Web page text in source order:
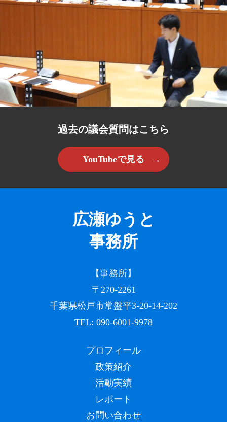
過去の議会質問はこちら
YouTubeで見る
広瀬ゆうと
事務所
【事務所】
〒270-2261
千葉県松戸市常盤平3-20-14-202
TEL: 090-6001-9978
プロフィール
政策紹介
活動実績
レポート
お問い合わせ